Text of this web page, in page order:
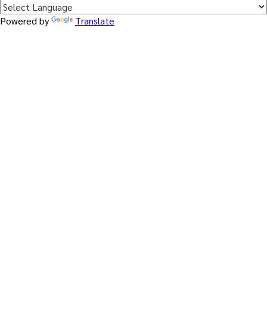
Powered by Translate